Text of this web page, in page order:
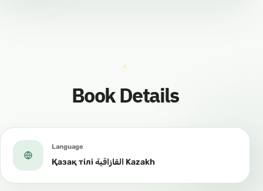
Book Details
Language
Қазақ тілі القازاقية Kazakh